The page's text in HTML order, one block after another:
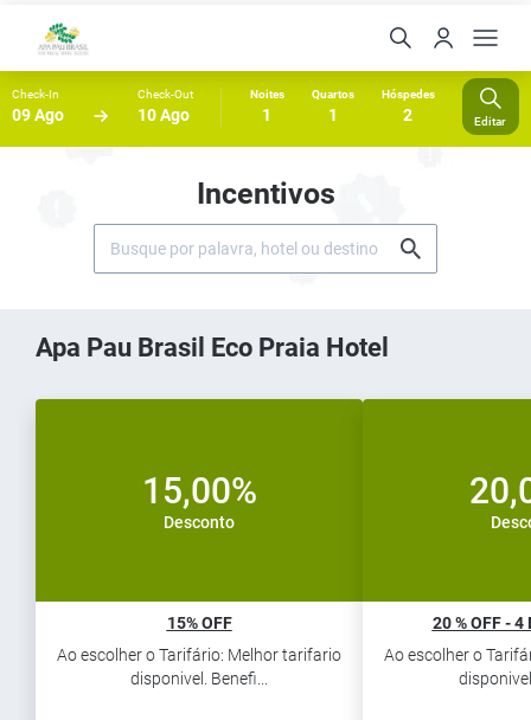
Check-In
09 Ago
Check-Out
10 Ago
Noites
1
Quartos
1
Hóspedes
2 Editar
Incentivos
Apa Pau Brasil Eco Praia Hotel
15,00%
Desconto
15% OFF
Ao escolher o Tarifário: Melhor tarifario
disponivel. Benefi...
20 % OFF - 4
Ao escolher o